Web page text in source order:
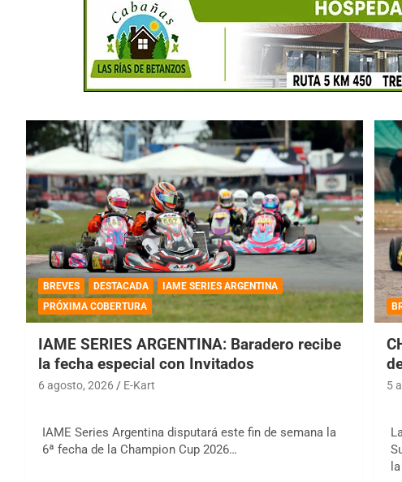
BREVES DESTACADA
IAME SERIES ARGENTINA
PRÓXIMA COBERTURA
IAME SERIES ARGENTINA: Baradero recibe
la fecha especial con Invitados
6 agosto, 2026 E-Kart
IAME Series Argentina disputará este fin de semana la
6ª fecha de la Champion Cup 2026…
5